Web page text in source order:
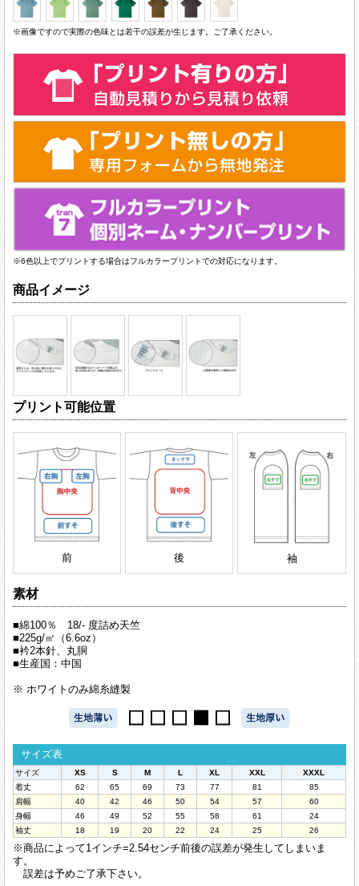
※画像ですので実際の色味とは若干の誤差が生じます。ご了承ください。
※6色以上でプリントする場合はフルカラープリントでの対応になります。
商品イメージ
プリント可能位置
前 後 袖
素材
■綿100％ 18/- 度詰め天竺
■225g/㎡（6.6oz）
■衿2本針、丸胴
■生産国：中国
※ ホワイトのみ綿糸縫製
サイズ表
サイズ XS S M L XL XXL
XXXL
着丈
62 65 69 73 77 81
85
肩幅
40 42 46 50 54 57
60
身幅
46 49 52 55 58 61
24
袖丈
18 19 20 22 24 25 26
※商品によって1インチ=2.54センチ前後の誤差が発生してしまいま
す。
誤差は予めご了承下さい。